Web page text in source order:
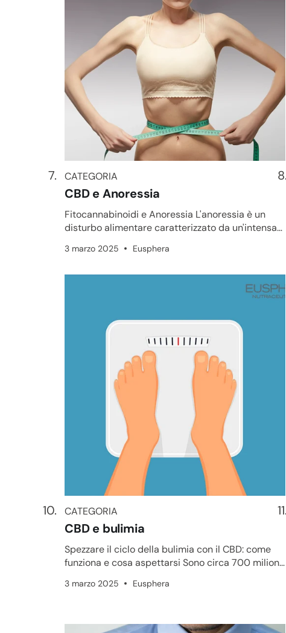
CATEGORIA
CATEGORIA
CBD e Anoressia
Fitocannabinoidi e Anoressia L'anoressia è un
disturbo alimentare caratterizzato da un'intensa
3 marzo 2025 Eusphera
CATEGORIA
CATEGORIA
CBD e bulimia
Spezzare il ciclo della bulimia con il CBD: come
funziona e cosa aspettarsi Sono circa 700 milioni
3 marzo 2025 Eusphera